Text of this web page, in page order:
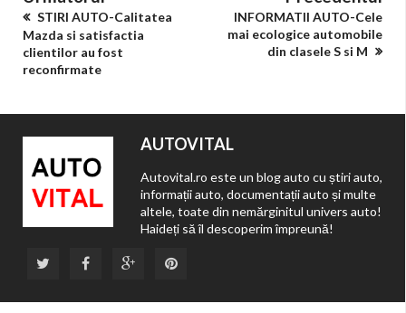
STIRI AUTO-Calitatea
Mazda si satisfactia
clientilor au fost
reconfirmate
INFORMATII AUTO-Cele
mai ecologice automobile
din clasele S si M
AUTOVITAL
Autovital.ro este un blog auto cu știri auto,
informații auto, documentații auto și multe
altele, toate din nemărginitul univers auto!
Haideți să îl descoperim împreună!